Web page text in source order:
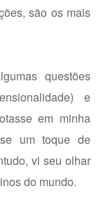
são os mais
questões
e
em minha
um toque de
vi seu olhar
do mundo.